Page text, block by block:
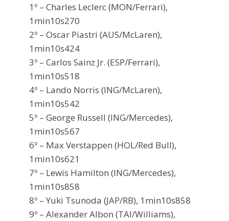
1º – Charles Leclerc (MON/Ferrari),
1min10s270
2º – Oscar Piastri (AUS/McLaren),
1min10s424
3º – Carlos Sainz Jr. (ESP/Ferrari),
1min10s518
4º – Lando Norris (ING/McLaren),
1min10s542
5º – George Russell (ING/Mercedes),
1min10s567
6º – Max Verstappen (HOL/Red Bull),
1min10s621
7º – Lewis Hamilton (ING/Mercedes),
1min10s858
8º – Yuki Tsunoda (JAP/RB), 1min10s858
9º – Alexander Albon (TAI/Williams),